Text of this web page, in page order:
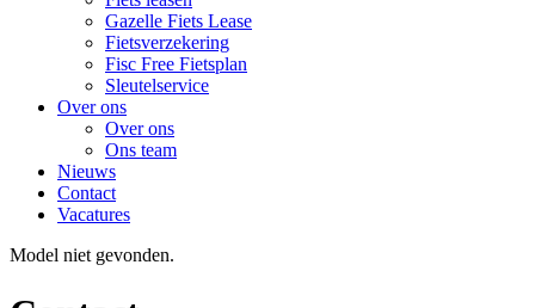
Gazelle Fiets Lease
Fietsverzekering
Fisc Free Fietsplan
Sleutelservice
Over ons
Over ons
Ons team
Nieuws
Contact
Vacatures
Model niet gevonden.